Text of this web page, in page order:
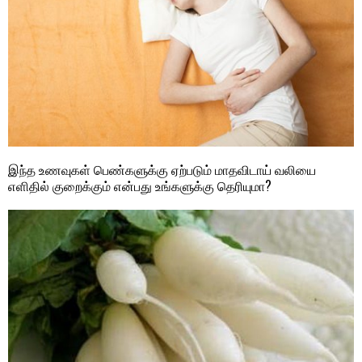
இந்த உணவுகள் பெண்களுக்கு ஏற்படும் மாதவிடாய் வலியை
எளிதில் குறைக்கும் என்பது உங்களுக்கு தெரியுமா?